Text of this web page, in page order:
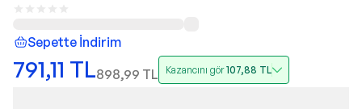
Sepette İndirim
791,11 TL898,99 TL Kazancını gör107,88 TL